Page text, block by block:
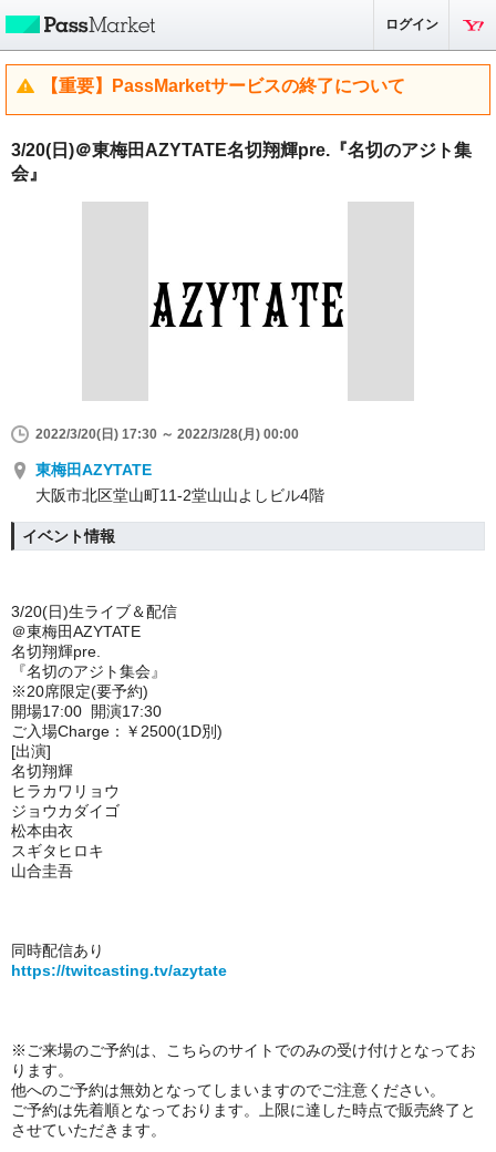
ログイン
【重要】PassMarketサービスの終了について
3/20(日)＠東梅田AZYTATE名切翔輝pre.『名切のアジト集
会』
2022/3/20(日) 17:30 ～ 2022/3/28(月) 00:00
東梅田AZYTATE
大阪市北区堂山町11-2堂山山よしビル4階
イベント情報
3/20(日)生ライブ＆配信
＠東梅田AZYTATE
名切翔輝pre.
『名切のアジト集会』
※20席限定(要予約)
開場17:00 開演17:30
ご入場Charge：￥2500(1D別)
[出演]
名切翔輝
ヒラカワリョウ
ジョウカダイゴ
松本由衣
スギタヒロキ
山合圭吾
同時配信あり
https://twitcasting.tv/azytate
※ご来場のご予約は、
こちらのサイトでのみの受け付けとなってお
ります。
他へのご予約は無効となってしまいますのでご注意ください。
ご予約は先着順となっております。上限に達した時点で販売終了と
させていただきます。